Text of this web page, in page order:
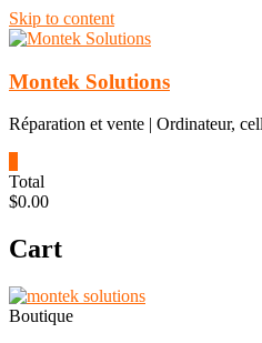
Skip to content
Montek Solutions
Réparation et vente | Ordinateur,
Total
$0.00
Cart
Boutique